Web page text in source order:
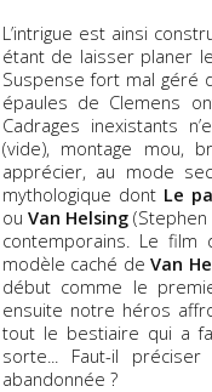
L’intrigue est ainsi
étant de laisser planer
Suspense fort mal géré
épaules de Clemens
Cadrages inexistants
(vide), montage mou,
apprécier, au mode
mythologique dont Le
ouVan Helsing
contemporains. Le film
modèle caché deVan
début comme le
ensuite notre héros
tout le bestiaire qui a
sorte... Faut-il
abandonnée ?